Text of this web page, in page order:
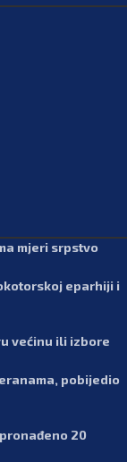
mjeri srpstvo
eparhiji i
većinu ili izbore
pobijedio
20